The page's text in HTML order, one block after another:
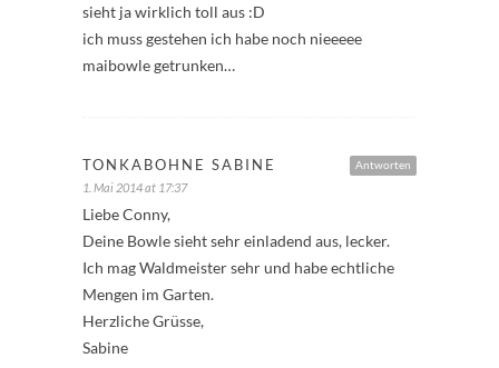
sieht ja wirklich toll aus :D
ich muss gestehen ich habe noch nieeeee
maibowle getrunken…
Antworten
TONKABOHNE SABINE
1. Mai 2014 at 17:37
Liebe Conny,
Deine Bowle sieht sehr einladend aus, lecker.
Ich mag Waldmeister sehr und habe echtliche
Mengen im Garten.
Herzliche Grüsse,
Sabine